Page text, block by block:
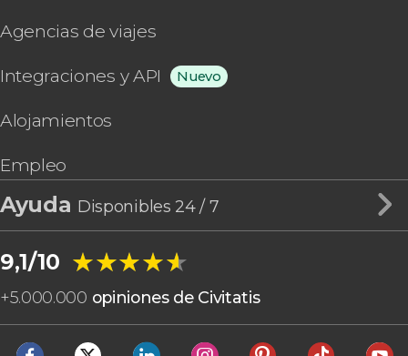
Agencias de viajes
Integraciones y API Nuevo
Alojamientos
Empleo
Ayuda Disponibles 24 / 7
9,1/10 ★★★★★
★★★★★
+5.000.000 opiniones de Civitatis